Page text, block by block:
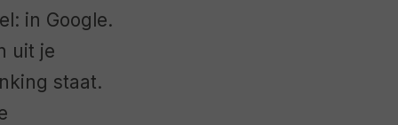
in Google.
uit je
staat.